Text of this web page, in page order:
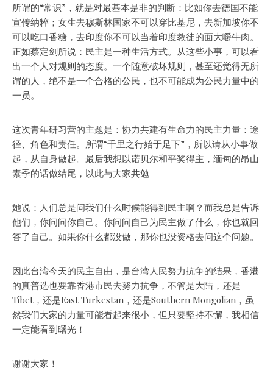
所谓的“常识”，就是对最基本是非的判断：比如你去德国不能
宣传纳粹；女生去穆斯林国家不可以穿比基尼，去新加坡你不
可以吃口香糖，去印度你不可以当着印度教徒的面大嚼牛肉。
正如蔡定剑所说：民主是一种生活方式。从这些小事，可以看
出一个人对规则的态度。一个随意破坏规则，甚至还觉得无所
谓的人，绝不是一个合格的公民，也不可能成为公民力量中的
一员。
这次青年研习营的主题是：协力共建有生命力的民主力量：途
径、角色和责任。所谓“千里之行始于足下”，所以请从小事做
起，从自身做起。最后我想以诺贝尔和平奖得主，缅甸的昂山
素季的话做结尾，以此与大家共勉——
她说：人们总是问我们什么时候能得到民主啊？而我总是告诉
他们，你问问你自己。你问问自己为民主做了什么，你也就回
答了自己。如果你什么都没做，那你也没资格去问这个问题。
因此台湾今天的民主自由，是台湾人民努力抗争的结果，香港
的真普选也要靠香港市民去努力抗争，不管是大陆，还是
Tibet，还是East Turkestan，还是Southern Mongolian，虽
然我们大家的力量可能看起来很小，但只要坚持不懈，我相信
一定能看到曙光！
谢谢大家！